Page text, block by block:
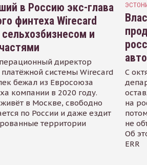
в Россию экс-глава
финтеха Wirecard
и
директор
системы Wirecard
бежал из Евросоюза
компании в 2020 году.
в Москве, свободно
по России и даже ездит
территории
С
на
не
Об
ERR